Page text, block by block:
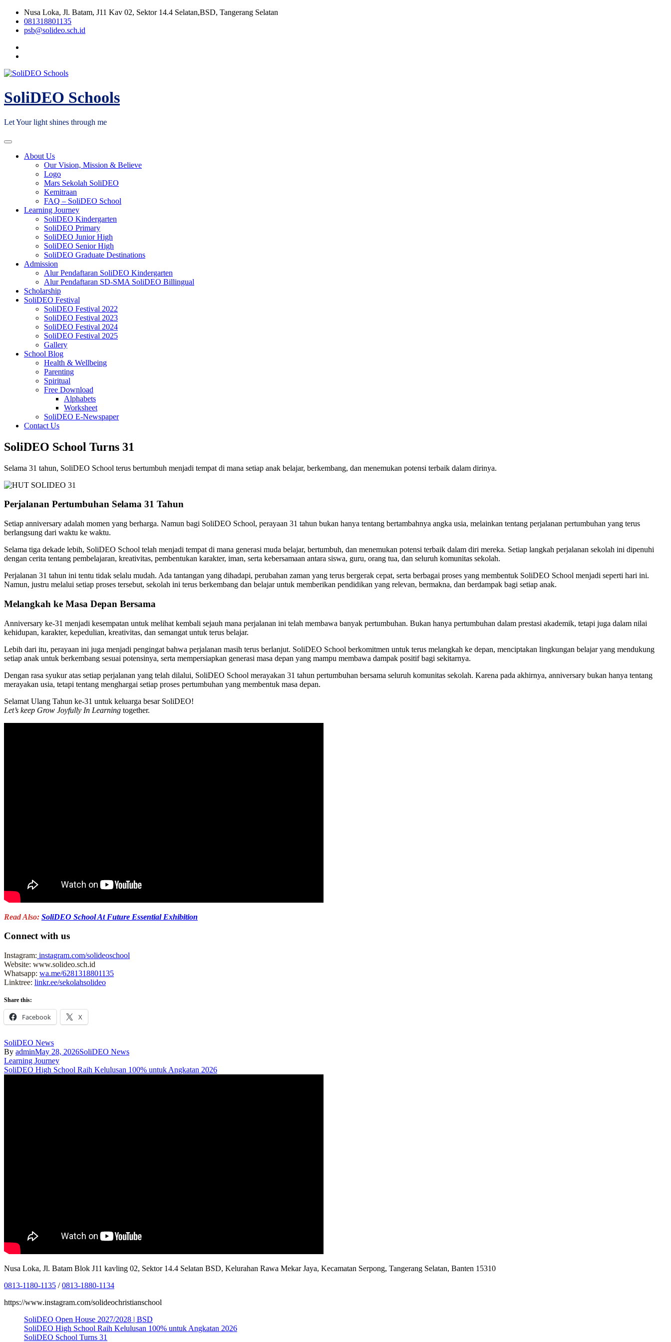
Skip
content
Nusa Loka, Jl. Batam, J11 Kav 02, Sektor 14.4 Selatan,BSD, Tangerang Selatan
081318801135
psb@solideo.sch.id
SoliDEO Schools
Let Your light shines through me
About Us
Our Vision, Mission & Believe
Logo
Mars Sekolah SoliDEO
Kemitraan
FAQ – SoliDEO School
Learning Journey
SoliDEO Kindergarten
SoliDEO Primary
SoliDEO Junior High
SoliDEO Senior High
SoliDEO Graduate Destinations
Admission
Alur Pendaftaran SoliDEO Kindergarten
Alur Pendaftaran SD-SMA SoliDEO Billingual
Scholarship
SoliDEO Festival
SoliDEO Festival 2022
SoliDEO Festival 2023
SoliDEO Festival 2024
SoliDEO Festival 2025
Gallery
School Blog
Health & Wellbeing
Parenting
Spiritual
Free Download
Alphabets
Worksheet
SoliDEO E-Newspaper
Contact Us
SoliDEO School Turns 31
Selama 31 tahun, SoliDEO School terus bertumbuh menjadi tempat di mana setiap anak belajar, berkembang, dan menemukan potensi terbaik dalam dirinya.
Perjalanan Pertumbuhan Selama 31 Tahun
Setiap anniversary adalah momen yang berharga. Namun bagi SoliDEO School, perayaan 31 tahun bukan hanya tentang bertambahnya angka usia, melainkan tentang perjalanan pertumbuhan yang terus
berlangsung dari waktu ke waktu.
Selama tiga dekade lebih, SoliDEO School telah menjadi tempat di mana generasi muda belajar, bertumbuh, dan menemukan potensi terbaik dalam diri mereka. Setiap langkah perjalanan sekolah ini dipenuhi
dengan cerita tentang pembelajaran, kreativitas, pembentukan karakter, iman, serta kebersamaan antara siswa, guru, orang tua, dan seluruh komunitas sekolah.
Perjalanan 31 tahun ini tentu tidak selalu mudah. Ada tantangan yang dihadapi, perubahan zaman yang terus bergerak cepat, serta berbagai proses yang membentuk SoliDEO School menjadi seperti hari ini.
Namun, justru melalui setiap proses tersebut, sekolah ini terus berkembang dan belajar untuk memberikan pendidikan yang relevan, bermakna, dan berdampak bagi setiap anak.
Melangkah ke Masa Depan Bersama
Anniversary ke-31 menjadi kesempatan untuk melihat kembali sejauh mana perjalanan ini telah membawa banyak pertumbuhan. Bukan hanya pertumbuhan dalam prestasi akademik, tetapi juga dalam nilai
kehidupan, karakter, kepedulian, kreativitas, dan semangat untuk terus belajar.
Lebih dari itu, perayaan ini juga menjadi pengingat bahwa perjalanan masih terus berlanjut. SoliDEO School berkomitmen untuk terus melangkah ke depan, menciptakan lingkungan belajar yang mendukung
setiap anak untuk berkembang sesuai potensinya, serta mempersiapkan generasi masa depan yang mampu membawa dampak positif bagi sekitarnya.
Dengan rasa syukur atas setiap perjalanan yang telah dilalui, SoliDEO School merayakan 31 tahun pertumbuhan bersama seluruh komunitas sekolah. Karena pada akhirnya, anniversary bukan hanya tentang
merayakan usia, tetapi tentang menghargai setiap proses pertumbuhan yang membentuk masa depan.
Selamat Ulang Tahun ke-31 untuk keluarga besar SoliDEO!
Let’s keep Grow Joyfully In Learning together.
Read Also: SoliDEO School At Future Essential Exhibition
Connect with us
Instagram: instagram.com/solideoschool
Website: www.solideo.sch.id
Whatsapp: wa.me/6281318801135
Linktree: linkr.ee/sekolahsolideo
Share this:
Facebook X
SoliDEO News
By adminMay 28, 2026SoliDEO News
Post
navigation
Learning Journey
SoliDEO High School Raih Kelulusan 100% untuk Angkatan 2026
Nusa Loka, Jl. Batam Blok J11 kavling 02, Sektor 14.4 Selatan BSD, Kelurahan Rawa Mekar Jaya, Kecamatan Serpong, Tangerang Selatan, Banten 15310
0813-1180-1135 /0813-1880-1134
https://www.instagram.com/solideochristianschool
SoliDEO Open House 2027/2028 | BSD
SoliDEO High School Raih Kelulusan 100% untuk Angkatan 2026
SoliDEO School Turns 31